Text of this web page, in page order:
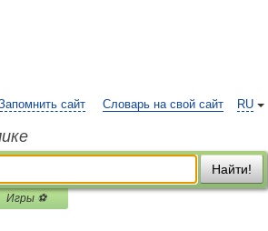
RU
сайт Словарь на свой сайт
Найти!
Игры ⚽